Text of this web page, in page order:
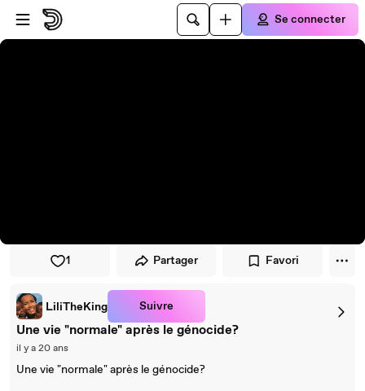
Passer au player
Passer au contenu principal
Se connecter
1 Partager Favori
LiliTheKing Suivre
Une vie "normale" après le génocide?
il y a 20 ans
Une vie "normale" après le génocide?